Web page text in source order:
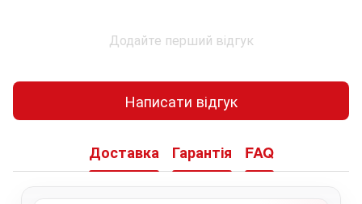
Додайте перший відгук
Написати відгук
Доставка Гарантія FAQ